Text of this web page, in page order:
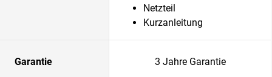
Netzteil
Kurzanleitung
Garantie 3 Jahre Garantie